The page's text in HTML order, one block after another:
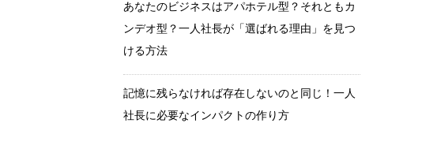
あなたのビジネスはアパホテル型？それともカ
ンデオ型？一人社長が「選ばれる理由」を見つ
ける方法
記憶に残らなければ存在しないのと同じ！一人
社長に必要なインパクトの作り方